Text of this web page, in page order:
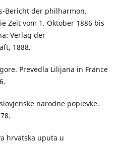
Bericht der philharmon.
Zeit vom 1. Oktober 1886 bis
Verlag der
1888.
Prevedla Lilijana in France
narodne popievke.
hrvatska uputa u